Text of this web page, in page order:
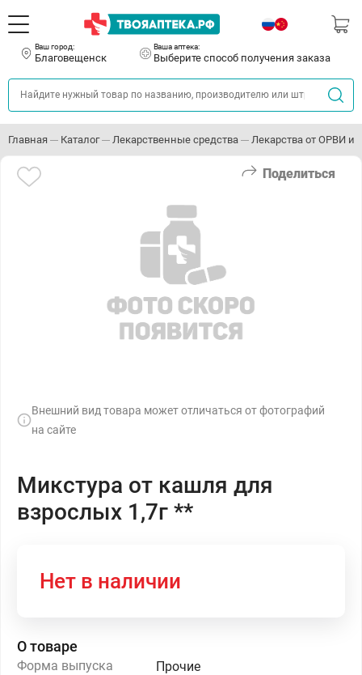
Ваш город:
Благовещенск
Ваша аптека:
Выберите способ получения заказа
Главная Каталог Лекарственные средства Лекарства от ОРВИ и
Поделиться
Внешний вид товара может отличаться от фотографий
на сайте
Микстура от кашля для
взрослых 1,7г **
Нет в наличии
О товаре
Форма выпуска
Прочие